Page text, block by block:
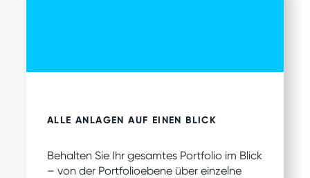
ALLE ANLAGEN AUF EINEN BLICK
Behalten Sie Ihr gesamtes Portfolio im Blick
– von der Portfolioebene über einzelne